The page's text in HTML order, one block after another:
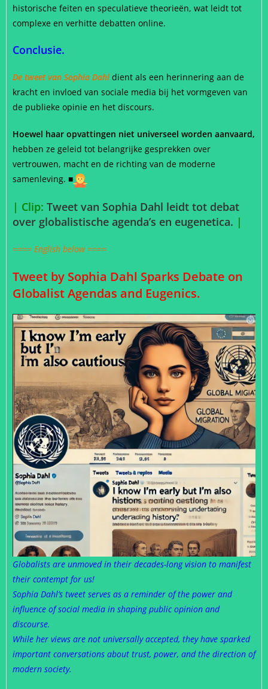
historische feiten en speculatieve theorieën, wat leidt tot
complexe en verhitte debatten online.
Conclusie.
De tweet van Sophia Dahl dient als een herinnering aan de
kracht en invloed van sociale media bij het vormgeven van
de publieke opinie en het discours.
Hoewel haar opvattingen niet universeel worden aanvaard,
hebben ze geleid tot belangrijke gesprekken over
vertrouwen, macht en de richting van de moderne
samenleving. ■
| Clip: Tweet van Sophia Dahl leidt tot debat
over globalistische agenda’s en eugenetica. |
==== English below ====
Tweet by Sophia Dahl Sparks Debate on
Globalist Agendas and Eugenics.
Globalists are unmoved in their decades-long vision to manifest
their contempt for us!
Sophia Dahl’s tweet serves as a reminder of the power and
influence of social media in shaping public opinion and
discourse.
While her views are not universally accepted, they have sparked
important conversations about trust, power, and the direction of
modern society.